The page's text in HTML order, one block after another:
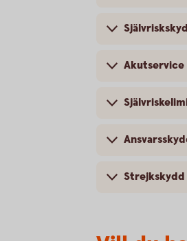
Strejkskydd